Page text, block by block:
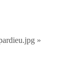
»